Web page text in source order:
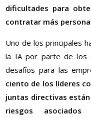
dificultades para
contratar más
Uno de los principales
la IA por parte de los
desafíos para las
ciento de los líderes
juntas directivas
riesgos